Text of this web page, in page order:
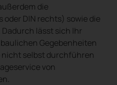
die
DIN rechts) sowie die
lässt sich Ihr
Gegebenheiten
nicht selbst durchführen
von